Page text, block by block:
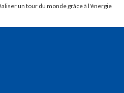
un tour du monde grâce à l'énergie